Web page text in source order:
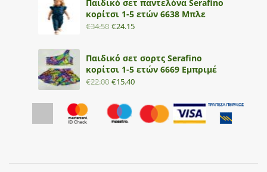
Παιδικό σετ παντελόνα Serafino
κορίτσι 1-5 ετών 6638 Μπλε
€34.50 €24.15
Παιδικό σετ σορτς Serafino
κορίτσι 1-5 ετών 6669 Εμπριμέ
€22.00 €15.40